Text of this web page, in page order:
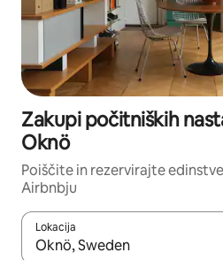
Zakupi počitniških
Oknö
Poiščite in rezervirajte
Airbnbju
Lokacija
Ko so rezultati na voljo,